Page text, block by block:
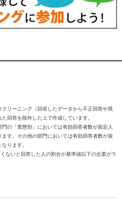
リーニング（回収したデータから不正回答や異
回答を除外した上で作成しています。
の「業態別」においては有効回答者数が規定人
す。その他の部門においては有効回答者数が規
ります。
ないと回答した人の割合が基準値以下の企業がラ